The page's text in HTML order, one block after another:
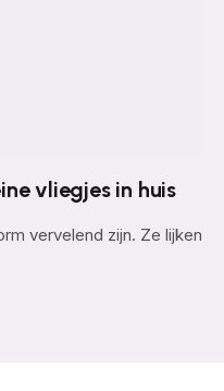
vliegjes in huis
vervelend zijn. Ze lijken